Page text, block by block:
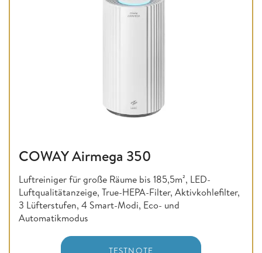
COWAY Airmega 350
Luftreiniger für große Räume bis 185,5m², LED-
Luftqualitätanzeige, True-HEPA-Filter, Aktivkohlefilter,
3 Lüfterstufen, 4 Smart-Modi, Eco- und
Automatikmodus
TESTNOTE